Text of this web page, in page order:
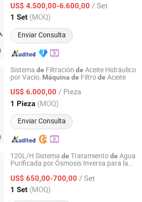
sistemadefiltración industrial, precio
máquinapurificadora
US$ 4.500,00-6.600,00 / Set
1 Set (MOQ)
Enviar Consulta
Desde 2013
Sistema de Filtración de Aceite Hidráulico
por Vacío, Máquina de Filtrode Aceite
US$ 6.000,00 / Pieza
1 Pieza (MOQ)
Enviar Consulta
Co., Ltd.
Desde 2026
120L/H Sistema de Tratamientode Agua
Purificada por Ósmosis Inversa para la
Agua RO
US$ 650,00-700,00 / Set
1 Set (MOQ)
River Water Treatment Equipment